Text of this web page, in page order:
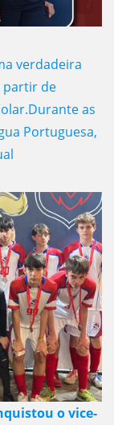
verdadeira
partir de
as
Portuguesa,
o vice-